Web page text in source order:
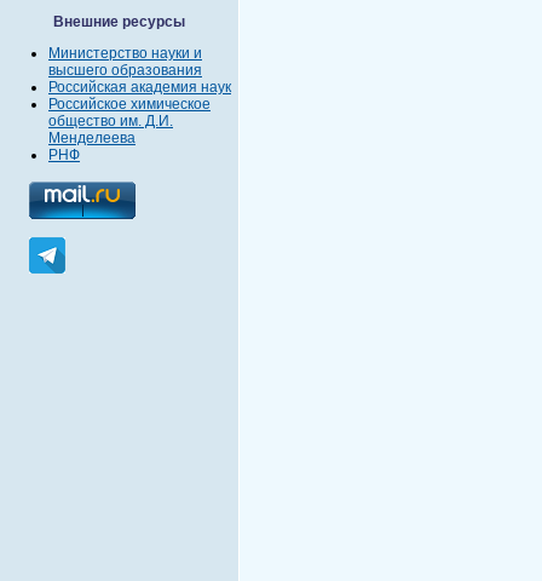
Внешние ресурсы
Министерство науки и
высшего образования
Российская академия наук
Российское химическое
общество им. Д.И.
Менделеева
РНФ